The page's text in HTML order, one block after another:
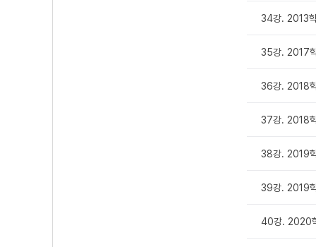
34강. 2013
35강. 2017
36강. 2018
37강. 2018
38강. 2019
39강. 2019
40강. 2020